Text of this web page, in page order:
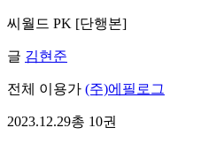
씨월드 PK [단행본]
글 김현준
전체 이용가 (주)에필로그
2023.12.29총 10권